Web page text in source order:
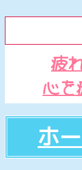
疲
心を
ホ